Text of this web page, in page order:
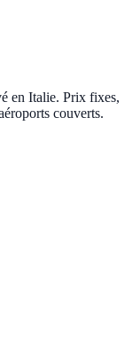
en Italie. Prix fixes,
couverts.